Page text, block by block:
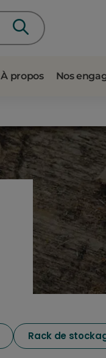
À propos Nos
Rack de